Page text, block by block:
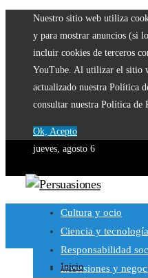
Nuestro sitio web utiliza
y para mostrar anuncios (si
incluir cookies de terceros
YouTube. Al utilizar el sitio
actualizado nuestra Política
consultar nuestra Política de
Ok, Acepto
jueves, agosto 6
Cultura y ocio
Ciencia y tecnología
Responsabilidad
Inversiones y
Inicio